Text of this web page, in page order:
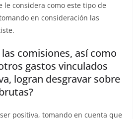
le considera como este tipo de
en consideración las
comisiones, así como
gastos vinculados
logran desgravar sobre
positiva, tomando en cuenta que